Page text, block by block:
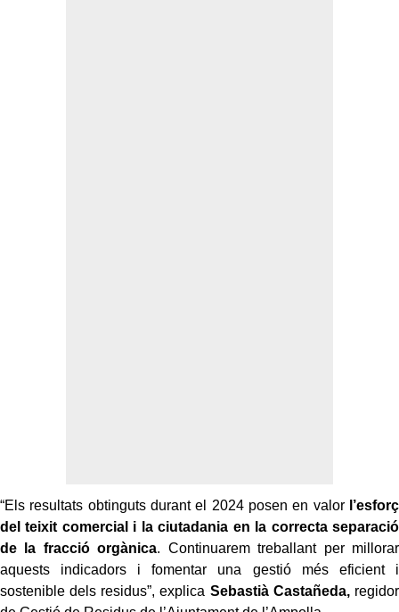
“Els resultats obtinguts durant el 2024 posen en valor l’esforç
del teixit comercial i la ciutadania en la correcta separació
de la fracció orgànica. Continuarem treballant per millorar
aquests indicadors i fomentar una gestió més eficient i
sostenible dels residus”, explica Sebastià Castañeda,regidor